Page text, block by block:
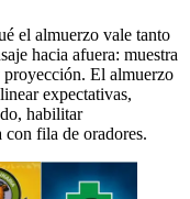
el almuerzo vale tanto
hacia afuera: muestra
El almuerzo
expectativas,
habilitar
con fila de oradores.